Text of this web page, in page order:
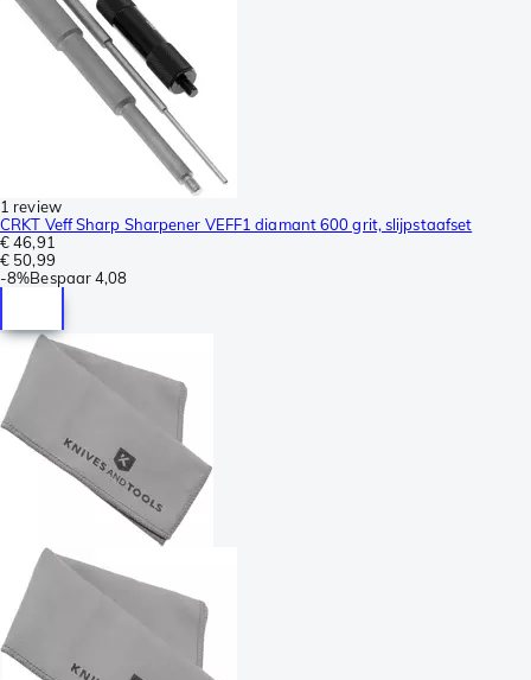
1 review
CRKT Veff Sharp Sharpener VEFF1 diamant 600 grit, slijpstaafset
€ 46,91
€ 50,99
-8%Bespaar4,08